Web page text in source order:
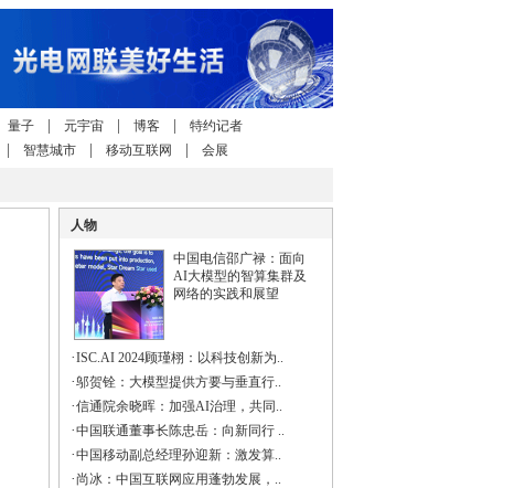
量子 元宇宙 博客
特约记者
智慧城市 移动互联网 会展
人物
中国电信邵广禄：面向
AI大模型的智算集群及
网络的实践和展望
·ISC.AI 2024顾瑾栩：以科技创新为..
·邬贺铨：大模型提供方要与垂直行..
·信通院余晓晖：加强AI治理，共同..
·中国联通董事长陈忠岳：向新同行 ..
·中国移动副总经理孙迎新：激发算..
·尚冰：中国互联网应用蓬勃发展，..